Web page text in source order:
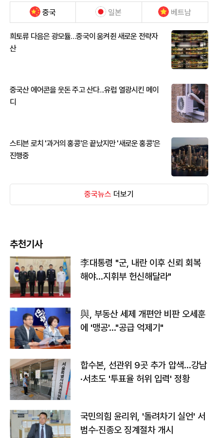
중국 일본 베트남
희토류 다음은 광모듈…중국이 움켜쥔 새로운 전략자
산
중국산 에어콘을 웃돈 주고 산다...유럽 열광시킨 메이
디
스티븐 로치 '과거의 홍콩'은 끝났지만 '새로운 홍콩'은
진행중
중국뉴스 더보기
추천기사
李대통령 "군, 내란 이후 신뢰 회복
해야…지휘부 헌신해달라"
與, 부동산 세제 개편안 비판 오세훈
에 '맹공'…"공급 억제기"
합수본, 선관위 9곳 추가 압색…강남
·서초도 '투표율 허위 입력' 정황
국민의힘 윤리위, '돌려차기 실언' 서
범수·진종오 징계절차 개시